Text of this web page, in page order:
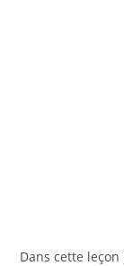
Dans cette leçon